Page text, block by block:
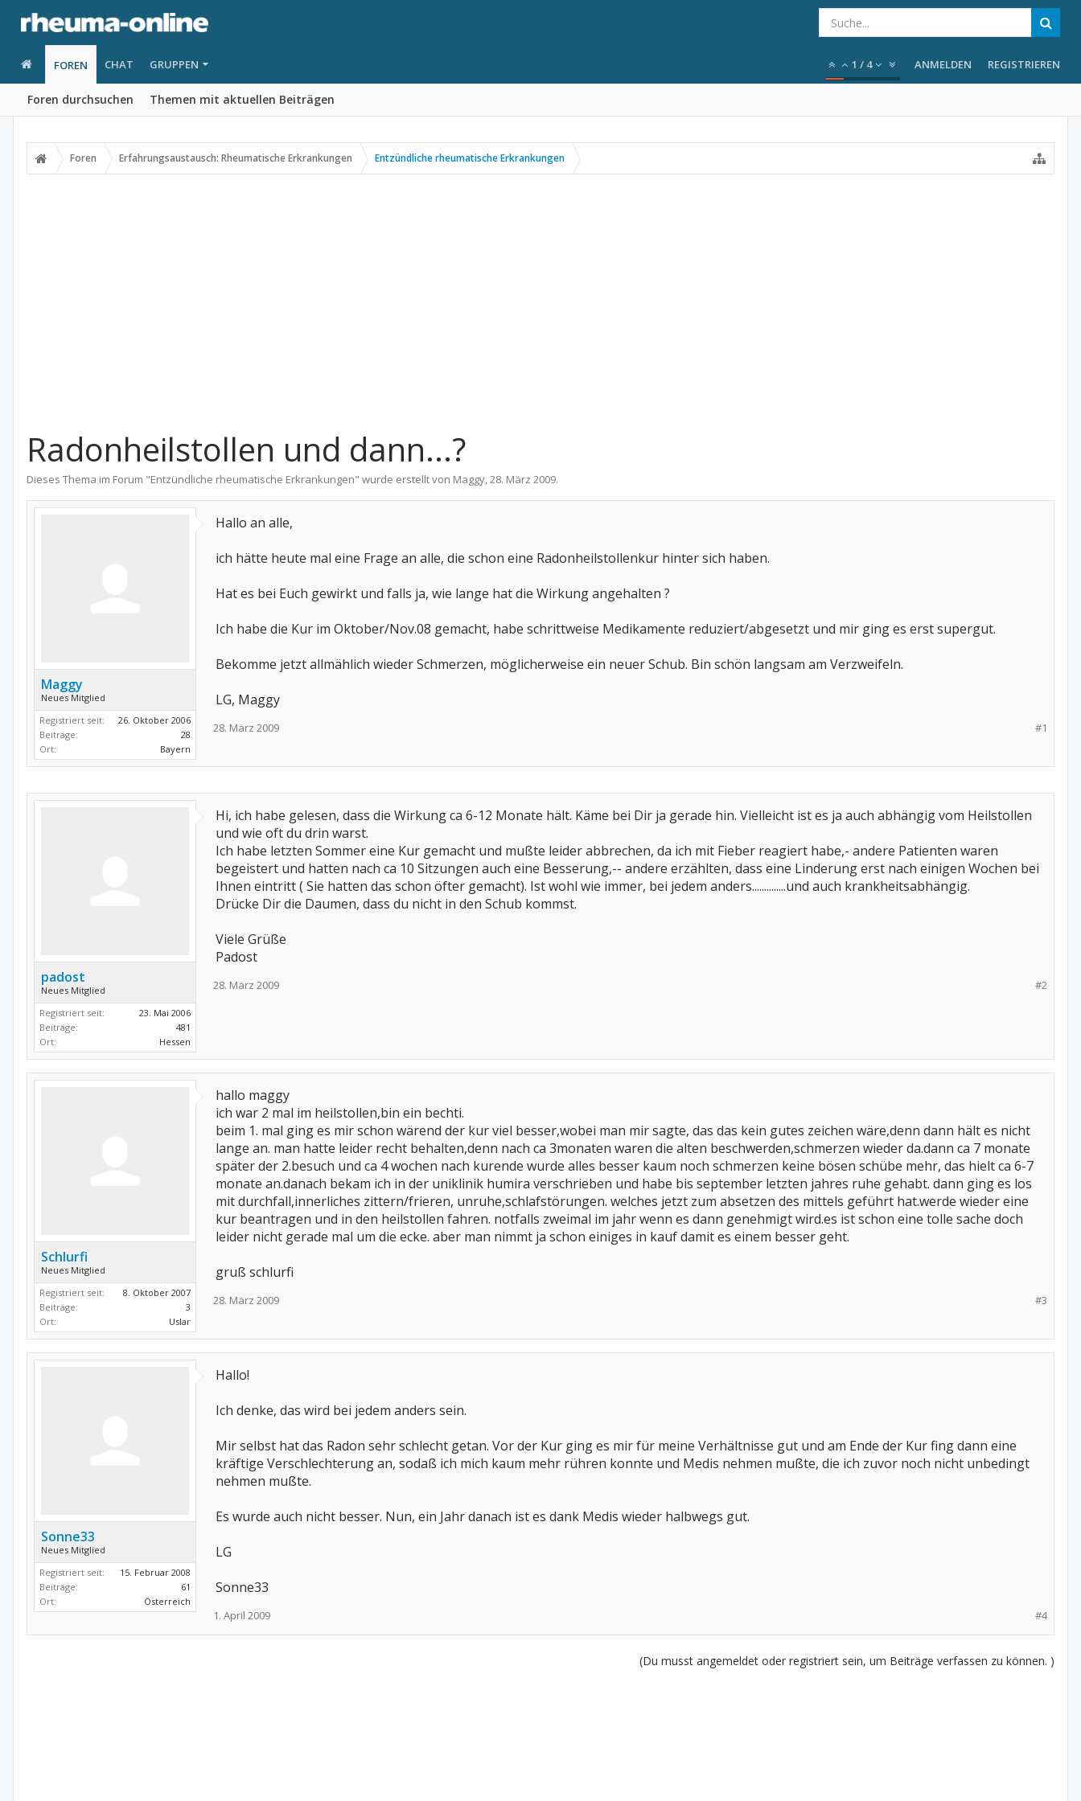
FOREN
Foren durchsuchen Themen mit aktuellen Beiträgen
CHAT GRUPPEN 1 / 4 ANMELDEN REGISTRIEREN
Foren Erfahrungsaustausch: Rheumatische Erkrankungen Entzündliche rheumatische Erkrankungen
Radonheilstollen und dann...?
Dieses Thema im Forum "Entzündliche rheumatische Erkrankungen" wurde erstellt von Maggy,28. März 2009.
Maggy
Neues Mitglied
Registriert seit:
26. Oktober 2006
Beiträge:
28
Ort:
Bayern
Hallo an alle,
ich hätte heute mal eine Frage an alle, die schon eine Radonheilstollenkur hinter sich haben.
Hat es bei Euch gewirkt und falls ja, wie lange hat die Wirkung angehalten ?
Ich habe die Kur im Oktober/Nov.08 gemacht, habe schrittweise Medikamente reduziert/abgesetzt und mir ging es erst supergut.
Bekomme jetzt allmählich wieder Schmerzen, möglicherweise ein neuer Schub. Bin schön langsam am Verzweifeln.
LG, Maggy
#1
28. März 2009
padost
Neues Mitglied
Registriert seit:
23. Mai 2006
Beiträge:
481
Ort:
Hessen
Hi, ich habe gelesen, dass die Wirkung ca 6-12 Monate hält. Käme bei Dir ja gerade hin. Vielleicht ist es ja auch abhängig vom Heilstollen
und wie oft du drin warst.
Ich habe letzten Sommer eine Kur gemacht und mußte leider abbrechen, da ich mit Fieber reagiert habe,- andere Patienten waren
begeistert und hatten nach ca 10 Sitzungen auch eine Besserung,-- andere erzählten, dass eine Linderung erst nach einigen Wochen bei
Ihnen eintritt ( Sie hatten das schon öfter gemacht). Ist wohl wie immer, bei jedem anders..............und auch krankheitsabhängig.
Drücke Dir die Daumen, dass du nicht in den Schub kommst.
Viele Grüße
Padost
#2
28. März 2009
Schlurfi
Neues Mitglied
Registriert seit:
8. Oktober 2007
Beiträge:
3
Ort:
Uslar
hallo maggy
ich war 2 mal im heilstollen,bin ein bechti.
beim 1. mal ging es mir schon wärend der kur viel besser,wobei man mir sagte, das das kein gutes zeichen wäre,denn dann hält es nicht
lange an. man hatte leider recht behalten,denn nach ca 3monaten waren die alten beschwerden,schmerzen wieder da.dann ca 7 monate
später der 2.besuch und ca 4 wochen nach kurende wurde alles besser kaum noch schmerzen keine bösen schübe mehr, das hielt ca 6-7
monate an.danach bekam ich in der uniklinik humira verschrieben und habe bis september letzten jahres ruhe gehabt. dann ging es los
mit durchfall,innerliches zittern/frieren, unruhe,schlafstörungen. welches jetzt zum absetzen des mittels geführt hat.werde wieder eine
kur beantragen und in den heilstollen fahren. notfalls zweimal im jahr wenn es dann genehmigt wird.es ist schon eine tolle sache doch
leider nicht gerade mal um die ecke. aber man nimmt ja schon einiges in kauf damit es einem besser geht.
gruß schlurfi
#3
28. März 2009
Sonne33
Neues Mitglied
Registriert seit:
15. Februar 2008
Beiträge:
61
Ort:
Österreich
Hallo!
Ich denke, das wird bei jedem anders sein.
Mir selbst hat das Radon sehr schlecht getan. Vor der Kur ging es mir für meine Verhältnisse gut und am Ende der Kur fing dann eine
kräftige Verschlechterung an, sodaß ich mich kaum mehr rühren konnte und Medis nehmen mußte, die ich zuvor noch nicht unbedingt
nehmen mußte.
Es wurde auch nicht besser. Nun, ein Jahr danach ist es dank Medis wieder halbwegs gut.
LG
Sonne33
#4
1. April 2009
(Du musst angemeldet oder registriert sein, um Beiträge verfassen zu können. )